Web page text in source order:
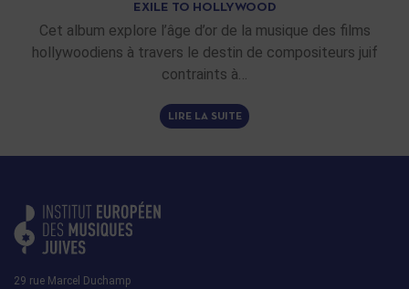
EXILE TO HOLLYWOOD
Cet album explore l’âge d’or de la musique des films
hollywoodiens à travers le destin de compositeurs juif
contraints à…
LIRE LA SUITE
29 rue Marcel Duchamp